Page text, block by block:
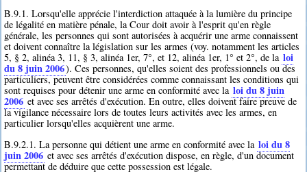
B.9.1. Lorsqu'elle apprécie l'interdiction attaquée à la lumière du principe
de légalité en matière pénale, la Cour doit avoir à l'esprit qu'en règle
générale, les personnes qui sont autorisées à acquérir une arme connaissent
et doivent connaître la législation sur les armes (voy. notamment les articles
5, § 2, alinéa 3, 11, § 3, alinéa 1er, 7°, et 12, alinéa 1er, 1° et 2°, de la loi
du 8 juin 2006). Ces personnes, qu'elles soient des professionnels ou des
particuliers, peuvent être considérées comme connaissant les conditions qui
sont requises pour détenir une arme en conformité avec la loi du 8 juin
2006 et avec ses arrêtés d'exécution. En outre, elles doivent faire preuve de
la vigilance nécessaire lors de toutes leurs activités avec les armes, en
particulier lorsqu'elles acquièrent une arme.
B.9.2.1. La personne qui détient une arme en conformité avec la loi du 8
juin 2006 et avec ses arrêtés d'exécution dispose, en règle, d'un document
permettant de déduire que cette possession est légale.